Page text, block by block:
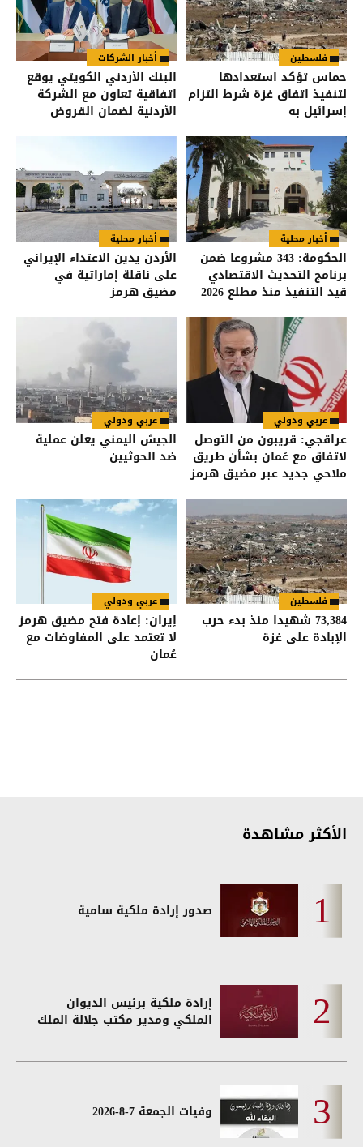
فلسطين
حماس تؤكد استعدادها
لتنفيذ اتفاق غزة شرط التزام
إسرائيل به
أخبار الشركات
البنك الأردني الكويتي يوقع
اتفاقية تعاون مع الشركة
الأردنية لضمان القروض
أخبار محلية
الحكومة: 343 مشروعا ضمن
برنامج التحديث الاقتصادي
قيد التنفيذ منذ مطلع 2026
أخبار محلية
الأردن يدين الاعتداء الإيراني
على ناقلة إماراتية في
مضيق هرمز
عربي ودولي
عراقجي: قريبون من التوصل
لاتفاق مع عُمان بشأن طريق
ملاحي جديد عبر مضيق هرمز
عربي ودولي
الجيش اليمني يعلن عملية
ضد الحوثيين
فلسطين
73,384 شهيدا منذ بدء حرب
الإبادة على غزة
عربي ودولي
إيران: إعادة فتح مضيق هرمز
لا تعتمد على المفاوضات مع
عُمان
الأكثر مشاهدة
صدور إرادة ملكية سامية
إرادة ملكية برئيس الديوان
الملكي ومدير مكتب جلالة الملك
وفيات الجمعة 7-8-2026